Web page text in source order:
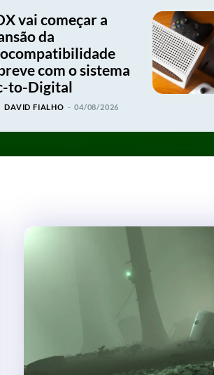
vai começar a
da
com o sistema
to-Digital
DAVID FIALHO - 04/08/2026